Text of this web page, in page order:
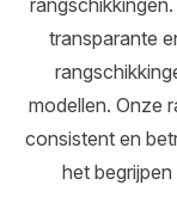
transparante
modellen. Onze
consistent en
het